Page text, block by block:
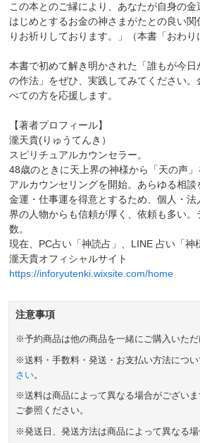
この本とのご縁により、あなたが自身の
はじめとするお金の神さまがたとの良い関
りお祈りしております。」（本書「おわり
本書で初めて解き明かされた「誰もが今
の作法」をぜひ、実践してみてください
べての方を応援します。
【著者プロフィール】
瀧天貴(りゅうてんき）
スピリチュアルカウンセラー。
48歳のときに天上界の神様から「天の声
アルカウンセリングを開始。あらゆる相談
金運・仕事運を得意とするため、個人・
界の人物からも信頼が厚く、依頼も多い
数。
現在、PC占い「神読占」、LINE 占い「神
瀧天貴オフィシャルサイト
https://inforyutenki.wixsite.com/home
注意事項
※予約商品は他の商品を一緒にご購入いただ
※送料・手数料・発送・お支払い方法につい
さい。
※送料は商品によって異なる場合がござい
ご参照ください。
※発送日、発送方法は商品によって異なる場